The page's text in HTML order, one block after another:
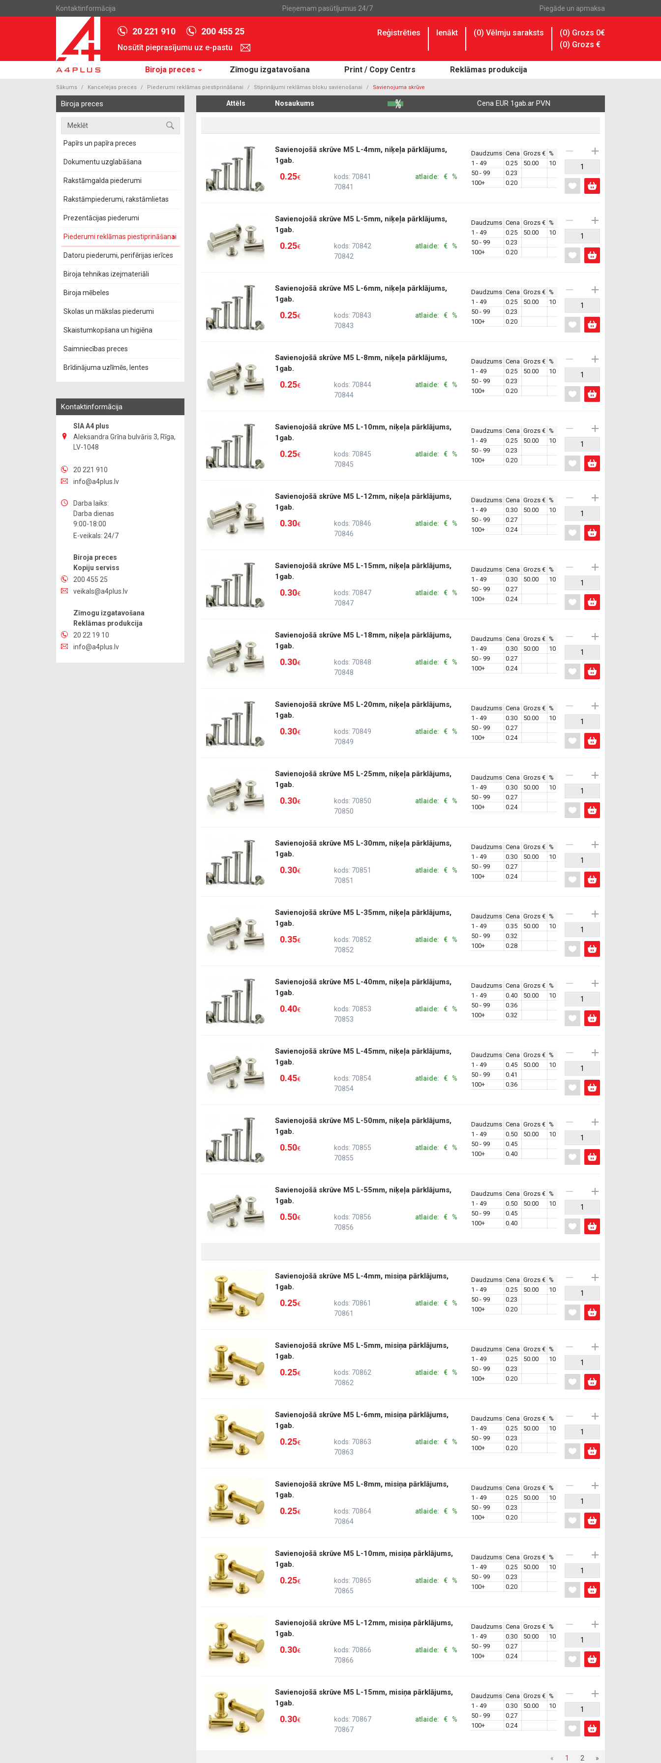
Kontaktinformācija Pieņemam pasūtījumus 24/7 Piegāde un apmaksa
20 221 910 200 455 25
Nosūtīt pieprasījumu uz e-pastu
Reģistrēties Ienākt (0) Vēlmju saraksts
(0) Grozs 0€
(0) Grozs €
Biroja preces Zīmogu izgatavošana Print / Copy Centrs Reklāmas produkcija
Sākums Kancelejas preces Piederumi reklāmas piestiprināšanai Stiprinājumi reklāmas bloku savienošanai Savienojuma skrūve
Biroja preces
Papīrs un papīra preces
Dokumentu uzglabāšana
Rakstāmgalda piederumi
Rakstāmpiederumi, rakstāmlietas
Prezentācijas piederumi
Piederumi reklāmas piestiprināšanai
Datoru piederumi, perifērijas ierīces
Biroja tehnikas izejmateriāli
Biroja mēbeles
Skolas un mākslas piederumi
Skaistumkopšana un higiēna
Saimniecības preces
Brīdinājuma uzlīmēs, lentes
Kontaktinformācija
SIA A4 plus
Aleksandra Grīna bulvāris 3, Rīga,
LV-1048
20 221 910
info@a4plus.lv
Darba laiks:
Darba dienas
9:00-18:00
E-veikals: 24/7
Biroja preces
Kopiju serviss
200 455 25
veikals@a4plus.lv
Zīmogu izgatavošana
Reklāmas produkcija
20 22 19 10
info@a4plus.lv
Attēls Nosaukums Cena EUR 1gab.ar PVN
Savienojošā skrūve M5 L-4mm, niķeļa pārklājums,
1gab.
0.25€
kods: 70841
70841
atlaide: € %
Daudzums Cena Grozs € %
1 - 49
0.25 50.00
10
50 - 99
0.23
100+
0.20
Savienojošā skrūve M5 L-5mm, niķeļa pārklājums,
1gab.
0.25€
kods: 70842
70842
atlaide: € %
Daudzums Cena Grozs € %
1 - 49
0.25 50.00
10
50 - 99
0.23
100+
0.20
Savienojošā skrūve M5 L-6mm, niķeļa pārklājums,
1gab.
0.25€
kods: 70843
70843
atlaide: € %
Daudzums Cena Grozs € %
1 - 49
0.25 50.00
10
50 - 99
0.23
100+
0.20
Savienojošā skrūve M5 L-8mm, niķeļa pārklājums,
1gab.
0.25€
kods: 70844
70844
atlaide: € %
Daudzums Cena Grozs € %
1 - 49
0.25 50.00
10
50 - 99
0.23
100+
0.20
Savienojošā skrūve M5 L-10mm, niķeļa pārklājums,
1gab.
0.25€
kods: 70845
70845
atlaide: € %
Daudzums Cena Grozs € %
1 - 49
0.25 50.00
10
50 - 99
0.23
100+
0.20
Savienojošā skrūve M5 L-12mm, niķeļa pārklājums,
1gab.
0.30€
kods: 70846
70846
atlaide: € %
Daudzums Cena Grozs € %
1 - 49
0.30 50.00
10
50 - 99
0.27
100+
0.24
Savienojošā skrūve M5 L-15mm, niķeļa pārklājums,
1gab.
0.30€
kods: 70847
70847
atlaide: € %
Daudzums Cena Grozs € %
1 - 49
0.30 50.00
10
50 - 99
0.27
100+
0.24
Savienojošā skrūve M5 L-18mm, niķeļa pārklājums,
1gab.
0.30€
kods: 70848
70848
atlaide: € %
Daudzums Cena Grozs € %
1 - 49
0.30 50.00
10
50 - 99
0.27
100+
0.24
Savienojošā skrūve M5 L-20mm, niķeļa pārklājums,
1gab.
0.30€
kods: 70849
70849
atlaide: € %
Daudzums Cena Grozs € %
1 - 49
0.30 50.00
10
50 - 99
0.27
100+
0.24
Savienojošā skrūve M5 L-25mm, niķeļa pārklājums,
1gab.
0.30€
kods: 70850
70850
atlaide: € %
Daudzums Cena Grozs € %
1 - 49
0.30 50.00
10
50 - 99
0.27
100+
0.24
Savienojošā skrūve M5 L-30mm, niķeļa pārklājums,
1gab.
0.30€
kods: 70851
70851
atlaide: € %
Daudzums Cena Grozs € %
1 - 49
0.30 50.00
10
50 - 99
0.27
100+
0.24
Savienojošā skrūve M5 L-35mm, niķeļa pārklājums,
1gab.
0.35€
kods: 70852
70852
atlaide: € %
Daudzums Cena Grozs € %
1 - 49
0.35 50.00
10
50 - 99
0.32
100+
0.28
Savienojošā skrūve M5 L-40mm, niķeļa pārklājums,
1gab.
0.40€
kods: 70853
70853
atlaide: € %
Daudzums Cena Grozs € %
1 - 49
0.40 50.00
10
50 - 99
0.36
100+
0.32
Savienojošā skrūve M5 L-45mm, niķeļa pārklājums,
1gab.
0.45€
kods: 70854
70854
atlaide: € %
Daudzums Cena Grozs € %
1 - 49
0.45 50.00
10
50 - 99
0.41
100+
0.36
Savienojošā skrūve M5 L-50mm, niķeļa pārklājums,
1gab.
0.50€
kods: 70855
70855
atlaide: € %
Daudzums Cena Grozs € %
1 - 49
0.50 50.00
10
50 - 99
0.45
100+
0.40
Savienojošā skrūve M5 L-55mm, niķeļa pārklājums,
1gab.
0.50€
kods: 70856
70856
atlaide: € %
Daudzums Cena Grozs € %
1 - 49
0.50 50.00
10
50 - 99
0.45
100+
0.40
Savienojošā skrūve M5 L-4mm, misiņa pārklājums,
1gab.
0.25€
kods: 70861
70861
atlaide: € %
Daudzums Cena Grozs € %
1 - 49
0.25 50.00
10
50 - 99
0.23
100+
0.20
Savienojošā skrūve M5 L-5mm, misiņa pārklājums,
1gab.
0.25€
kods: 70862
70862
atlaide: € %
Daudzums Cena Grozs € %
1 - 49
0.25 50.00
10
50 - 99
0.23
100+
0.20
Savienojošā skrūve M5 L-6mm, misiņa pārklājums,
1gab.
0.25€
kods: 70863
70863
atlaide: € %
Daudzums Cena Grozs € %
1 - 49
0.25 50.00
10
50 - 99
0.23
100+
0.20
Savienojošā skrūve M5 L-8mm, misiņa pārklājums,
1gab.
0.25€
kods: 70864
70864
atlaide: € %
Daudzums Cena Grozs € %
1 - 49
0.25 50.00
10
50 - 99
0.23
100+
0.20
Savienojošā skrūve M5 L-10mm, misiņa pārklājums,
1gab.
0.25€
kods: 70865
70865
atlaide: € %
Daudzums Cena Grozs € %
1 - 49
0.25 50.00
10
50 - 99
0.23
100+
0.20
Savienojošā skrūve M5 L-12mm, misiņa pārklājums,
1gab.
0.30€
kods: 70866
70866
atlaide: € %
Daudzums Cena Grozs € %
1 - 49
0.30 50.00
10
50 - 99
0.27
100+
0.24
Savienojošā skrūve M5 L-15mm, misiņa pārklājums,
1gab.
0.30€
kods: 70867
70867
atlaide: € %
Daudzums Cena Grozs € %
1 - 49
0.30 50.00
10
50 - 99
0.27
100+
0.24
« 1 2 »